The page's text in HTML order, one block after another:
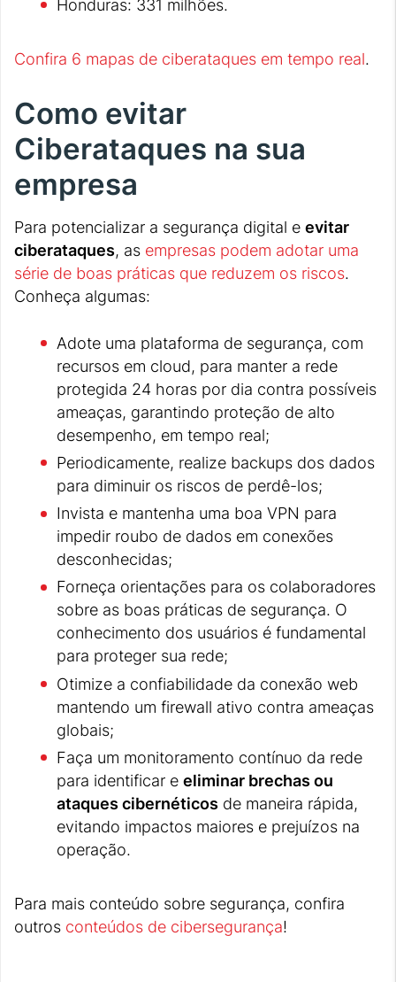
Honduras: 331 milhões.
Confira 6 mapas de ciberataques em tempo real.
Como evitar
Ciberataques na sua
empresa
Para potencializar a segurança digital e evitar
ciberataques, as empresas podem adotar uma
série de boas práticas que reduzem os riscos.
Conheça algumas:
Adote uma plataforma de segurança, com
recursos em cloud, para manter a rede
protegida 24 horas por dia contra possíveis
ameaças, garantindo proteção de alto
desempenho, em tempo real;
Periodicamente, realize backups dos dados
para diminuir os riscos de perdê-los;
Invista e mantenha uma boa VPN para
impedir roubo de dados em conexões
desconhecidas;
Forneça orientações para os colaboradores
sobre as boas práticas de segurança. O
conhecimento dos usuários é fundamental
para proteger sua rede;
Otimize a confiabilidade da conexão web
mantendo um firewall ativo contra ameaças
globais;
Faça um monitoramento contínuo da rede
para identificar e eliminar brechas ou
ataques cibernéticos de maneira rápida,
evitando impactos maiores e prejuízos na
operação.
Para mais conteúdo sobre segurança, confira
outros conteúdos de cibersegurança!